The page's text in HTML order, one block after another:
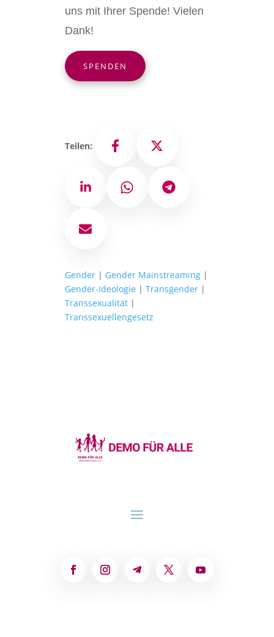
uns mit Ihrer Spende! Vielen
Dank!
SPENDEN
Teilen: Facebook X
LinkedIn WhatsAppTelegram
E-Mail
Gender| Gender Mainstreaming|
Gender-Ideologie | Transgender|
Transsexualität|
Transsexuellengesetz